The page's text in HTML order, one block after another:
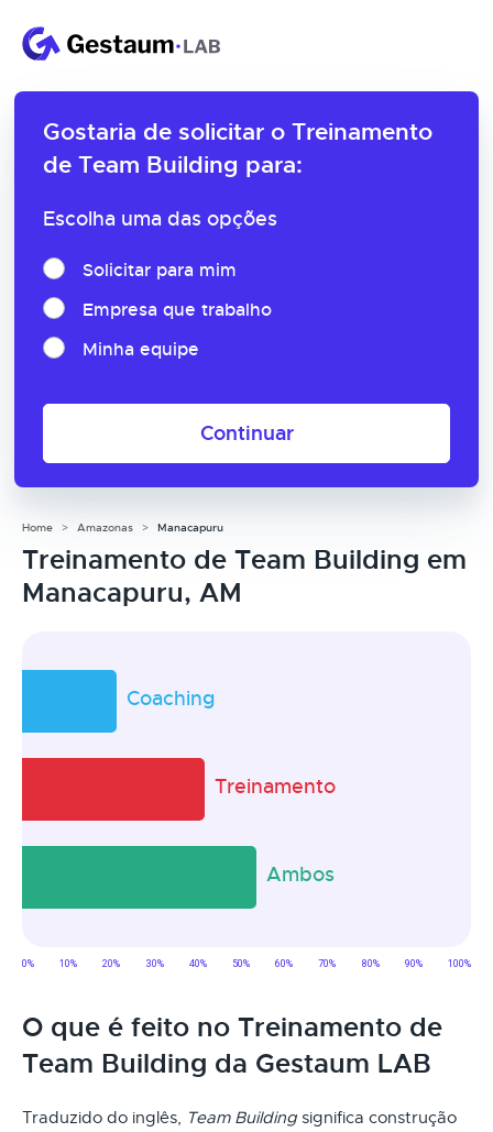
Gostaria de solicitar o Treinamento
de Team Building para:
Escolha uma das opções
Solicitar para mim
Empresa que trabalho
Minha equipe
Continuar
Home Amazonas Manacapuru
Treinamento de Team Building em
Manacapuru, AM
O que é feito no Treinamento de
Team Building da Gestaum LAB
Traduzido do inglês, Team Building significa construção